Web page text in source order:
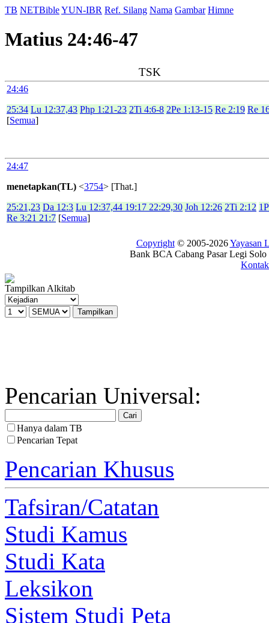
TB NETBibleYUN-IBR Ref. Silang Nama Gambar Himne
Matius 24:46-47
TSK
24:46
25:34 Lu 12:37,43 Php 1:21-23 2Ti 4:6-8 2Pe 1:13-15 Re 2:19 Re
[Semua]
24:47
menetapkan(TL) <3754> [That.]
25:21,23 Da 12:3 Lu 12:37,44 19:17 22:29,30 Joh 12:26 2Ti 2:12
Re 3:21 21:7 [Semua]
Copyright© 2005-2026Yayasan
Bank BCA Cabang Pasar Legi
Kontak
Tampilkan Alkitab
Pencarian Universal:
Hanya dalam TB
Pencarian Tepat
Pencarian Khusus
Tafsiran/Catatan
Studi Kamus
Studi Kata
Leksikon
Sistem Studi Peta